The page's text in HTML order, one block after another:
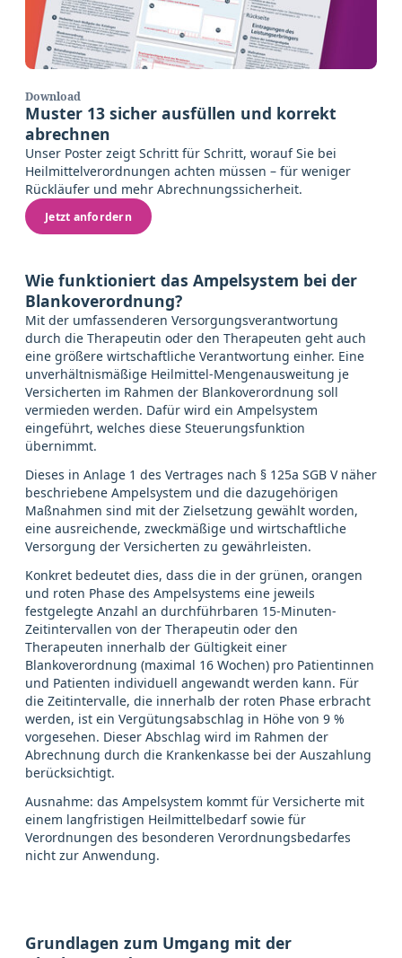
Download
Muster 13 sicher ausfüllen und korrekt
abrechnen
Unser Poster zeigt Schritt für Schritt, worauf Sie bei
Heilmittelverordnungen achten müssen – für weniger
Rückläufer und mehr Abrechnungssicherheit.
Jetzt anfordern
Wie funktioniert das Ampelsystem bei der
Blankoverordnung?
Mit der umfassenderen Versorgungsverantwortung
durch die Therapeutin oder den Therapeuten geht auch
eine größere wirtschaftliche Verantwortung einher. Eine
unverhältnismäßige Heilmittel-Mengenausweitung je
Versicherten im Rahmen der Blankoverordnung soll
vermieden werden. Dafür wird ein Ampelsystem
eingeführt, welches diese Steuerungsfunktion
übernimmt.
Dieses in Anlage 1 des Vertrages nach § 125a SGB V näher
beschriebene Ampelsystem und die dazugehörigen
Maßnahmen sind mit der Zielsetzung gewählt worden,
eine ausreichende, zweckmäßige und wirtschaftliche
Versorgung der Versicherten zu gewährleisten.
Konkret bedeutet dies, dass die in der grünen, orangen
und roten Phase des Ampelsystems eine jeweils
festgelegte Anzahl an durchführbaren 15-Minuten-
Zeitintervallen von der Therapeutin oder den
Therapeuten innerhalb der Gültigkeit einer
Blankoverordnung (maximal 16 Wochen) pro Patientinnen
und Patienten individuell angewandt werden kann. Für
die Zeitintervalle, die innerhalb der roten Phase erbracht
werden, ist ein Vergütungsabschlag in Höhe von 9 %
vorgesehen. Dieser Abschlag wird im Rahmen der
Abrechnung durch die Krankenkasse bei der Auszahlung
berücksichtigt.
Ausnahme: das Ampelsystem kommt für Versicherte mit
einem langfristigen Heilmittelbedarf sowie für
Verordnungen des besonderen Verordnungsbedarfes
nicht zur Anwendung.
Grundlagen zum Umgang mit der